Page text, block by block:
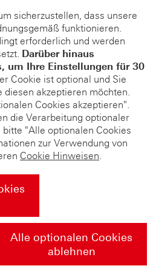
sicherzustellen, dass unsere
funktionieren.
erforderlich und werden
Darüber hinaus
um Ihre Einstellungen für 30
Cookie ist optional und Sie
diesen akzeptieren möchten.
Cookies akzeptieren".
die Verarbeitung optionaler
"Alle optionalen Cookies
zur Verwendung von
Cookie Hinweisen.
Alle optionalen Cookies
ablehnen